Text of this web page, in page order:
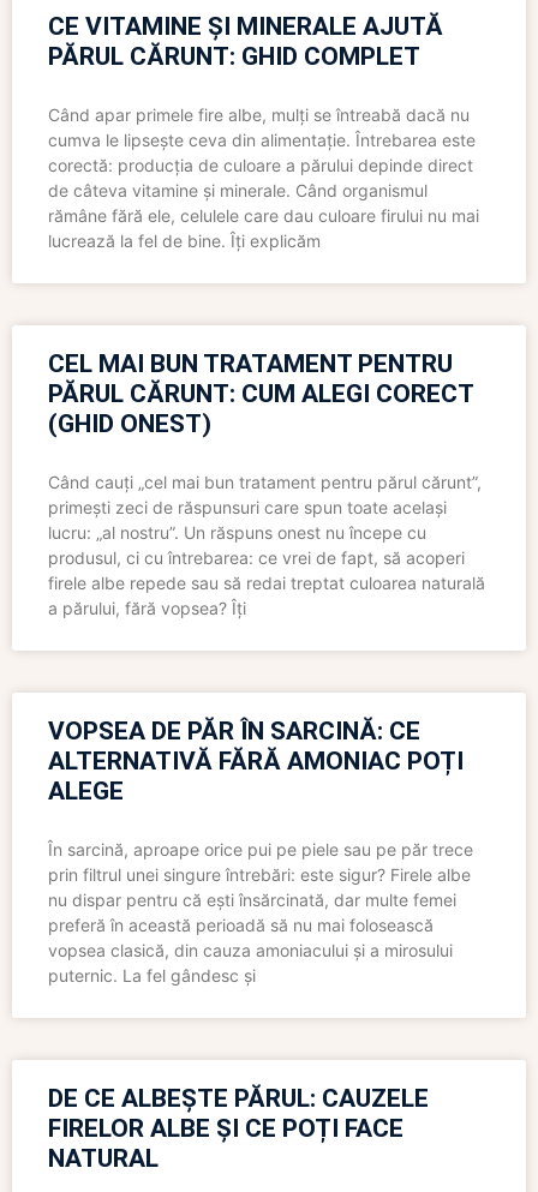
CE VITAMINE ȘI MINERALE AJUTĂ
PĂRUL CĂRUNT: GHID COMPLET
Când apar primele fire albe, mulți se întreabă dacă nu
cumva le lipsește ceva din alimentație. Întrebarea este
corectă: producția de culoare a părului depinde direct
de câteva vitamine și minerale. Când organismul
rămâne fără ele, celulele care dau culoare firului nu mai
lucrează la fel de bine. Îți explicăm
CEL MAI BUN TRATAMENT PENTRU
PĂRUL CĂRUNT: CUM ALEGI CORECT
(GHID ONEST)
Când cauți „cel mai bun tratament pentru părul cărunt”,
primești zeci de răspunsuri care spun toate același
lucru: „al nostru”. Un răspuns onest nu începe cu
produsul, ci cu întrebarea: ce vrei de fapt, să acoperi
firele albe repede sau să redai treptat culoarea naturală
a părului, fără vopsea? Îți
VOPSEA DE PĂR ÎN SARCINĂ: CE
ALTERNATIVĂ FĂRĂ AMONIAC POȚI
ALEGE
În sarcină, aproape orice pui pe piele sau pe păr trece
prin filtrul unei singure întrebări: este sigur? Firele albe
nu dispar pentru că ești însărcinată, dar multe femei
preferă în această perioadă să nu mai folosească
vopsea clasică, din cauza amoniacului și a mirosului
puternic. La fel gândesc și
DE CE ALBEȘTE PĂRUL: CAUZELE
FIRELOR ALBE ȘI CE POȚI FACE
NATURAL